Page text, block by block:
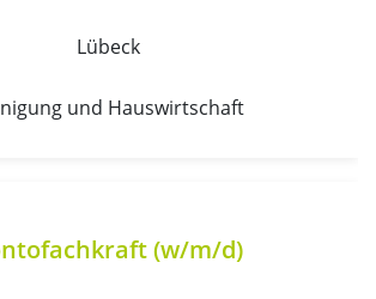
Lübeck
und Hauswirtschaft
(w/m/d)